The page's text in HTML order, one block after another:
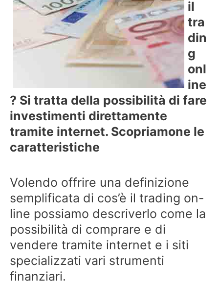
il
tra
din
g
onl
ine
? Si tratta della possibilità di fare
investimenti direttamente
tramite internet. Scopriamone le
caratteristiche
Volendo offrire una definizione
semplificata di cos’è il trading on-
line possiamo descriverlo come la
possibilità di comprare e di
vendere tramite internet e i siti
specializzati vari strumenti
finanziari.